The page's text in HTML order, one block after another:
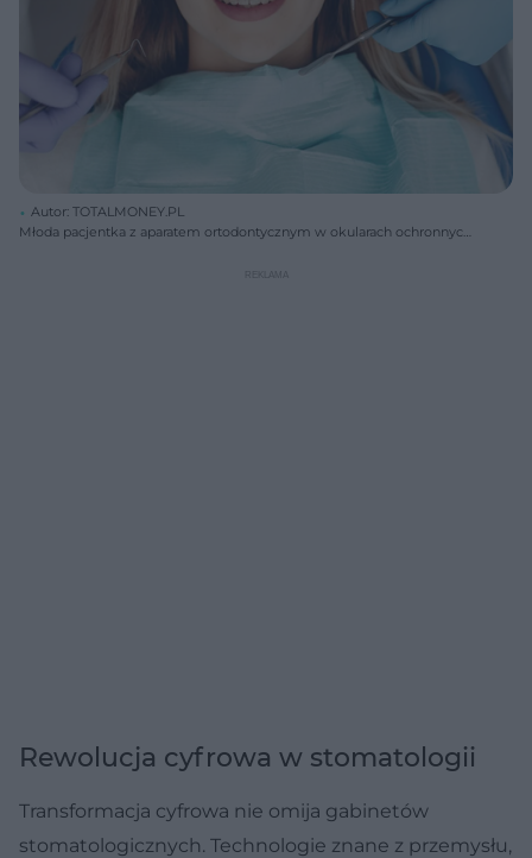
Autor: TOTALMONEY.PL
Młoda pacjentka z aparatem ortodontycznym w okularach ochronnych
narzędzia dentystyczne, co ilustruje nowoczesne podejście do leczenia
Rewolucja cyfrowa w stomatologii
Transformacja cyfrowa nie omija gabinetów
stomatologicznych. Technologie znane z przemysłu,